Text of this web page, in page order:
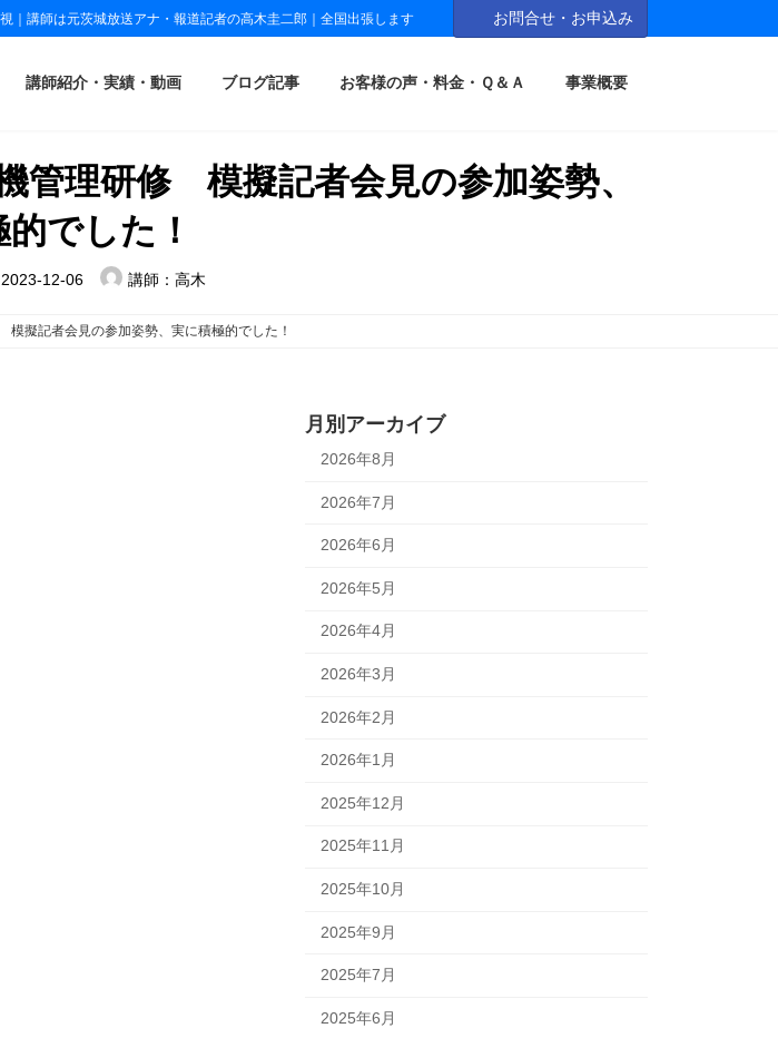
｜講師は元茨城放送アナ・報道記者の高木圭二郎｜全国出張します お問合せ・お申込み
講師紹介・実績・動画 ブログ記事 お客様の声・料金・Ｑ＆Ａ 事業概要
理研修 模擬記者会見の参加姿勢、
でした！
最
終
日
2023-12-06 講師：高木
擬記者会見の参加姿勢、実に積極的でした！
月別アーカイブ
2026年8月
2026年7月
2026年6月
2026年5月
2026年4月
2026年3月
2026年2月
2026年1月
2025年12月
2025年11月
2025年10月
2025年9月
2025年7月
2025年6月